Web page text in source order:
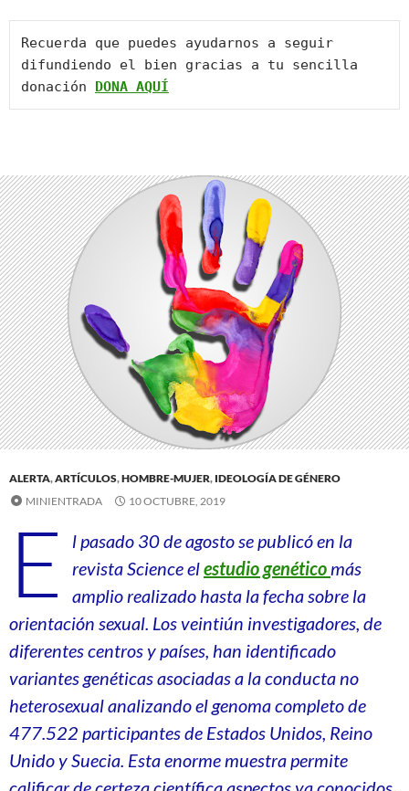
Recuerda que puedes ayudarnos a seguir
difundiendo el bien gracias a tu sencilla
donación DONA AQUÍ
ALERTA,ARTÍCULOS,HOMBRE-MUJER, IDEOLOGÍA DE GÉNERO
MINIENTRADA
10 OCTUBRE, 2019
E
l pasado 30 de agosto se publicó en la
revista Science elestudio genéticomás
amplio realizado hasta la fecha sobre la
orientación sexual. Los veintiún investigadores, de
diferentes centros y países, han identificado
variantes genéticas asociadas a la conducta no
heterosexualanalizando el genoma completo de
477.522 participantes de Estados Unidos, Reino
Unido y Suecia. Esta enorme muestra permite